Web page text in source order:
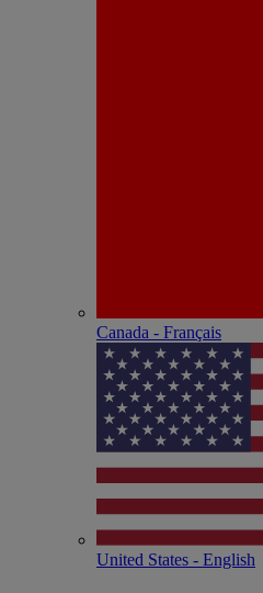
Canada - Français
United States - English